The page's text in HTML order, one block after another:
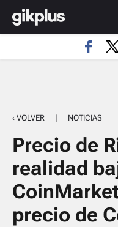
‹ VOLVER | NOTICIAS
Precio de
realidad
precio de